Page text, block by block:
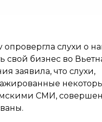
опровергла слухи о
свой бизнес во
заявила, что слухи,
СМИ,